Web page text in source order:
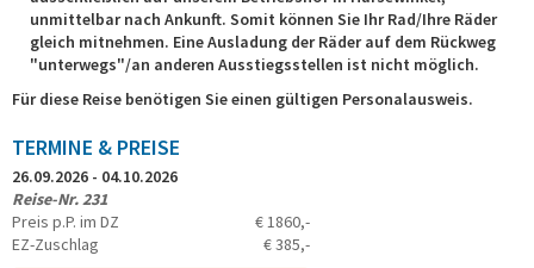
unmittelbar nach Ankunft. Somit können Sie Ihr Rad/Ihre Räder
gleich mitnehmen. Eine Ausladung der Räder auf dem Rückweg
"unterwegs"/an anderen Ausstiegsstellen ist nicht möglich.
Für diese Reise benötigen Sie einen gültigen Personalausweis.
TERMINE & PREISE
26.09.2026 - 04.10.2026
Reise-Nr. 231
Preis p.P. im DZ
€ 1860,-
EZ-Zuschlag
€ 385,-